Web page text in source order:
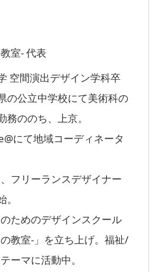
室- 代表
空間演出デザイン学科卒
の公立中学校にて美術科の
ののち、上京。
にて地域コーディネータ
フリーランスデザイナー
ためのデザインスクール
の教室-」を立ち上げ。福祉/
ーマに活動中。